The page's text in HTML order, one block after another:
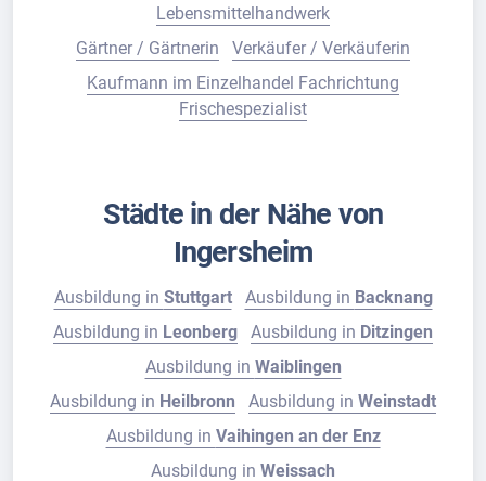
Lebensmittelhandwerk
Gärtner / Gärtnerin
Verkäufer / Verkäuferin
Kaufmann im Einzelhandel Fachrichtung
Frischespezialist
Städte in der Nähe von
Ingersheim
Ausbildung in Stuttgart Ausbildung in Backnang
Ausbildung in Leonberg Ausbildung in Ditzingen
Ausbildung in Waiblingen
Ausbildung in Heilbronn Ausbildung in Weinstadt
Ausbildung in Vaihingen an der Enz
Ausbildung in Weissach